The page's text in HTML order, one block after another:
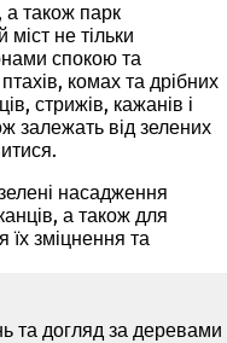
а також парк
не тільки
спокою та
комах та дрібних
стрижів, кажанів і
залежать від зелених
насадження
а також для
зміцнення та
та догляд за деревами